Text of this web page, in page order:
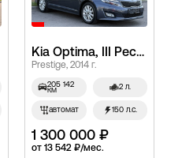
Kia Optima, III Рестайлинг
Prestige, 2014 г.
205 142
км 2 л.
автомат 150 л.с.
1 300 000 ₽
от 13 542 ₽/мес.